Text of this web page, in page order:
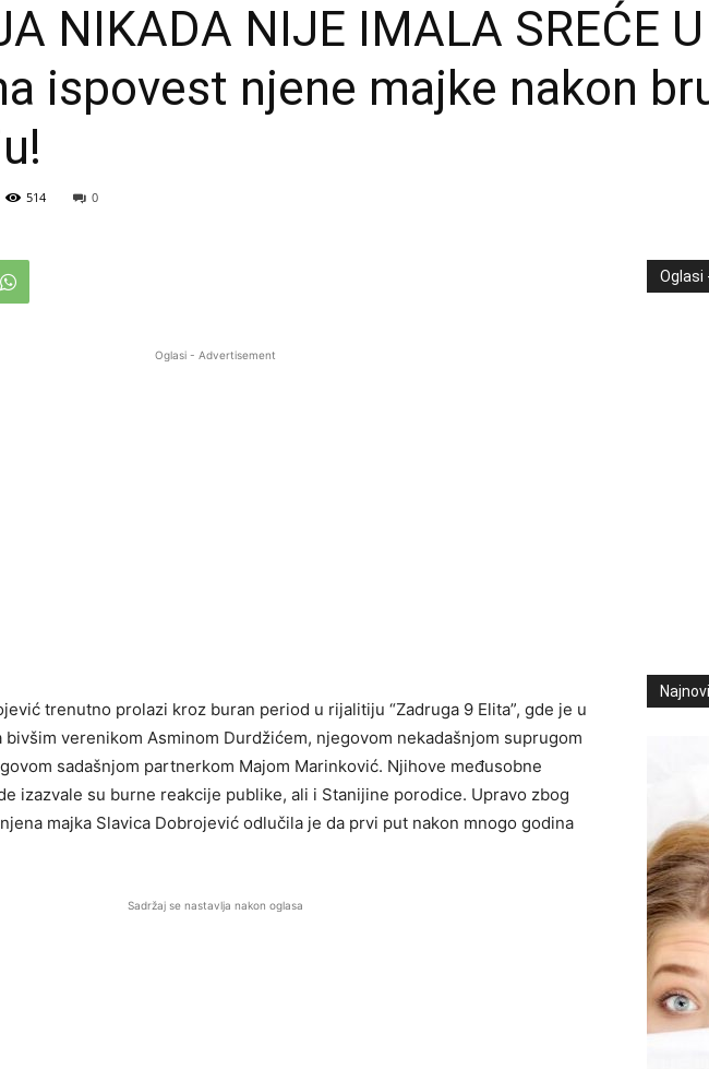
NIKADA NIJE IMALA SREĆE
ispovest njene majke nakon
514 0
Oglasi - Advertisement
trenutno prolazi kroz buran period u rijalitiju “Zadruga 9 Elita”, gde je u
verenikom Asminom Durdžićem, njegovom nekadašnjom suprugom
sadašnjom partnerkom Majom Marinković. Njihove međusobne
izazvale su burne reakcije publike, ali i Stanijine porodice. Upravo zbog
majka Slavica Dobrojević odlučila je da prvi put nakon mnogo godina
Sadržaj se nastavlja nakon oglasa
Oglasi